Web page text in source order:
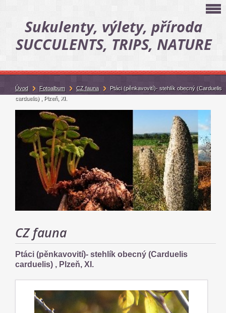
Sukulenty, výlety, příroda
SUCCULENTS, TRIPS, NATURE
CZ fauna
Ptáci (pěnkavovití)- stehlík obecný (Carduelis
carduelis) , Plzeň, XI.
Úvod Fotoalbum CZ fauna
Ptáci (pěnkavovití)- stehlík obecný (Carduelis
carduelis) , Plzeň, XI.